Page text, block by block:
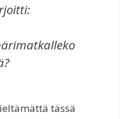
tässä